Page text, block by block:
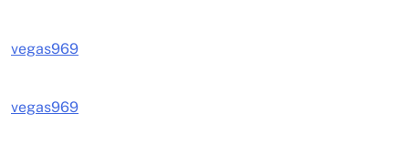
vegas969
vegas969